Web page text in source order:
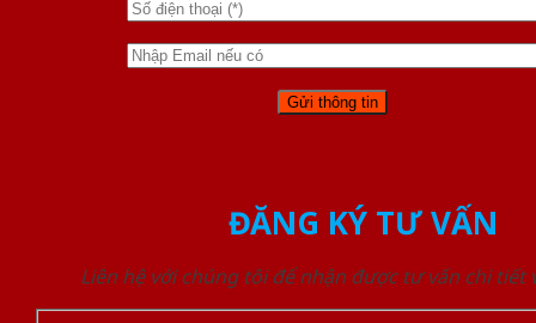
ĐĂNG KÝ TƯ VẤN
Liên hệ với chúng tôi để nhận được tư vấn chi tiết